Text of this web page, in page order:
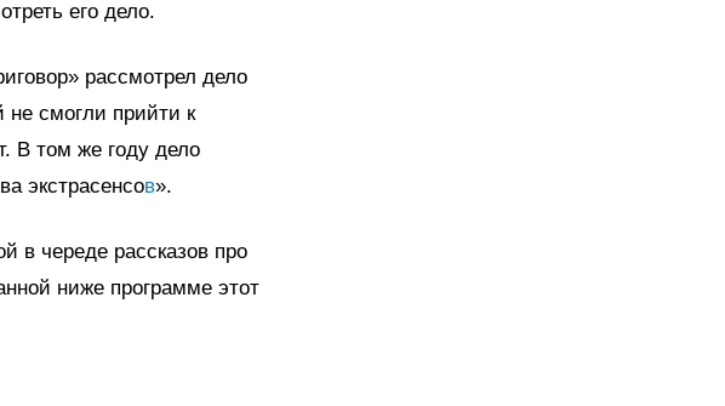
его дело.
рассмотрел дело
смогли прийти к
В том же году дело
экстрасенсов».
в череде рассказов про
ниже программе этот